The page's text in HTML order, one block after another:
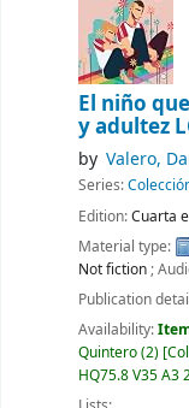
El niño
y adultez
by Valero,
Series:
Edition:Cuarta
Material type:
Not fiction;
Publication
Availability:
Quintero(2)
HQ75.8 V35 A3